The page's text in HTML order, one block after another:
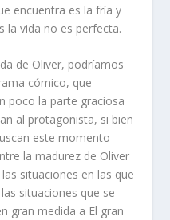
encuentra es la fría y
la vida no es perfecta.
de Oliver, podríamos
cómico, que
poco la parte graciosa
al protagonista, si bien
este momento
la madurez de Oliver
situaciones en las que
situaciones que se
gran medida a El gran